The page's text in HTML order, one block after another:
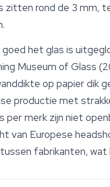
rond de 3 mm,
het glas is
Museum of Glass
op papier dik
productie met
merk zijn niet
van Europese
fabrikanten,